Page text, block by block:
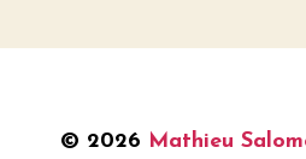
© 2026 Mathieu